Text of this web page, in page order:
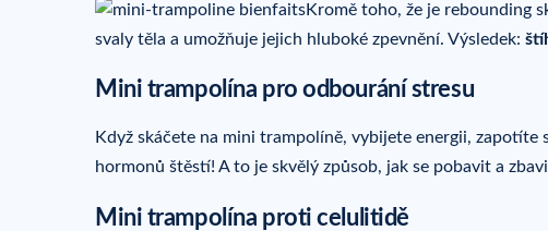
Kromě toho, že je rebounding
svaly těla a umožňuje jejich hluboké zpevnění. Výsledek:
Mini trampolína pro odbourání stresu
Když skáčete na mini trampolíně, vybijete energii,
hormonů štěstí! A to je skvělý způsob, jak se pobavit a
Mini trampolína proti celulitidě